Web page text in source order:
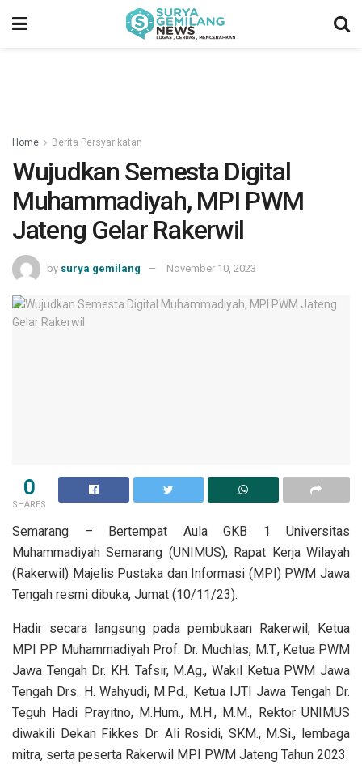
Home Berita Persyarikatan
Wujudkan Semesta Digital
Muhammadiyah, MPI PWM
Jateng Gelar Rakerwil
by surya gemilang November 10, 2023
0
SHARES
Semarang – Bertempat Aula GKB 1 Universitas
Muhammadiyah Semarang (UNIMUS), Rapat Kerja Wilayah
(Rakerwil) Majelis Pustaka dan Informasi (MPI) PWM Jawa
Tengah resmi dibuka, Jumat (10/11/23).
Hadir secara langsung pada pembukaan Rakerwil, Ketua
MPI PP Muhammadiyah Prof. Dr. Muchlas, M.T., Ketua PWM
Jawa Tengah Dr. KH. Tafsir, M.Ag., Wakil Ketua PWM Jawa
Tengah Drs. H. Wahyudi, M.Pd., Ketua IJTI Jawa Tengah Dr.
Teguh Hadi Prayitno, M.Hum., M.H., M.M., Rektor UNIMUS
diwakili Dekan Fikkes Dr. Ali Rosidi, SKM., M.Si., lembaga
mitra, serta peserta Rakerwil MPI PWM Jateng Tahun 2023.